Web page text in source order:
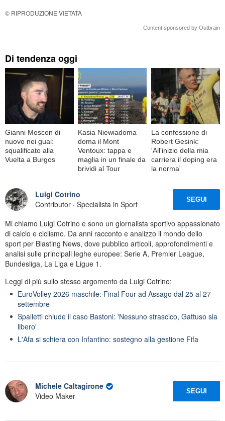
© RIPRODUZIONE VIETATA
Content sponsored by Outbrain
Di tendenza oggi
Gianni Moscon di
nuovo nei guai:
squalificato alla
Vuelta a Burgos
Kasia Niewiadoma
doma il Mont
Ventoux: tappa e
maglia in un finale da
brividi al Tour
La confessione di
Robert Gesink:
'All'inizio della mia
carriera il doping era
la norma'
Luigi Cotrino
Contributor · Specialista in Sport
SEGUI
Mi chiamo Luigi Cotrino e sono un giornalista sportivo appassionato
di calcio e ciclismo. Da anni racconto e analizzo il mondo dello
sport per Blasting News, dove pubblico articoli, approfondimenti e
analisi sulle principali leghe europee: Serie A, Premier League,
Bundesliga, La Liga e Ligue 1.
Leggi di più sullo stesso argomento da Luigi Cotrino:
EuroVolley 2026 maschile: Final Four ad Assago dal 25 al 27
settembre
Spalletti chiude il caso Bastoni: 'Nessuno strascico, Gattuso sia
libero'
L'Afa si schiera con Infantino: sostegno alla gestione Fifa
Michele Caltagirone
Video Maker
SEGUI